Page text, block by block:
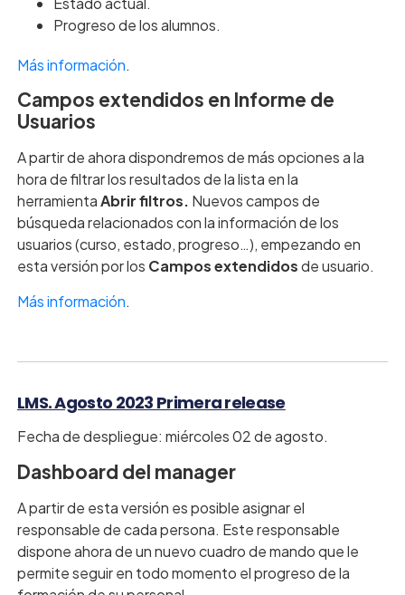
Progreso de los alumnos.
Más información.
Campos extendidos en Informe de
Usuarios
A partir de ahora dispondremos de más opciones a la
hora de filtrar los resultados de la lista en la
herramientaAbrir filtros. Nuevos campos de
búsqueda relacionados con la información de los
usuarios (curso, estado, progreso…), empezando en
esta versión por los Campos extendidosde usuario.
Más información.
LMS. Agosto 2023 Primera release
Fecha de despliegue: miércoles 02 de agosto.
Dashboard del manager
A partir de esta versión es posible asignar el
responsable de cada persona. Este responsable
dispone ahora de un nuevo cuadro de mando que le
permite seguir en todo momento el progreso de la